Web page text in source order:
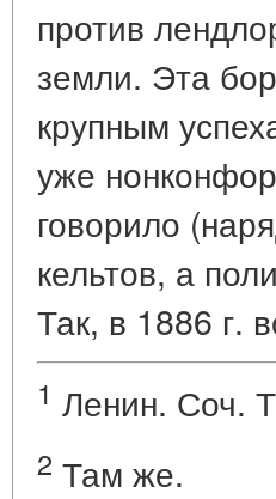
против
земли. Эта
крупным
уже
говорило
кельтов, а
Так, в 1886 г.
1 Ленин. Соч.
2 Там же.